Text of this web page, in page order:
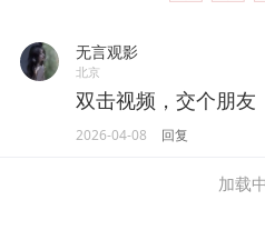
无言观影
北京
双击视频，交个朋友
2026-04-08 回复
加载